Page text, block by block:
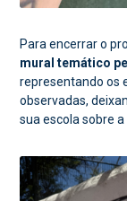
Para encerrar o
mural temático
representando os
observadas,
sua escola sobre